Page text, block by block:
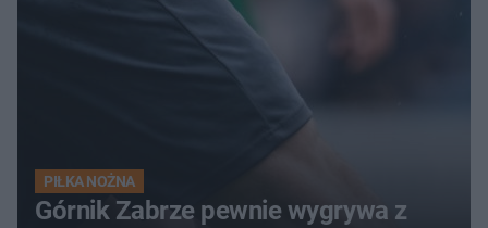
PIŁKA NOŻNA
Górnik Zabrze pewnie wygrywa z